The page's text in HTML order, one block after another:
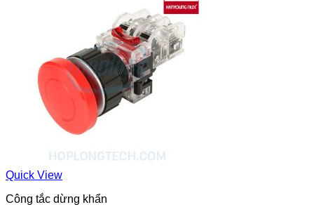
Quick View
Công tắc dừng khẩn